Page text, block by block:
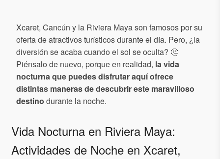
Xcaret, Cancún y la Riviera Maya son famosos por su
oferta de atractivos turísticos durante el día. Pero, ¿la
diversión se acaba cuando el sol se oculta? 🤔
Piénsalo de nuevo, porque en realidad, la vida
nocturna que puedes disfrutar aquí ofrece
distintas maneras de descubrir este maravilloso
destino durante la noche.
Vida Nocturna en Riviera Maya:
Actividades de Noche en Xcaret,